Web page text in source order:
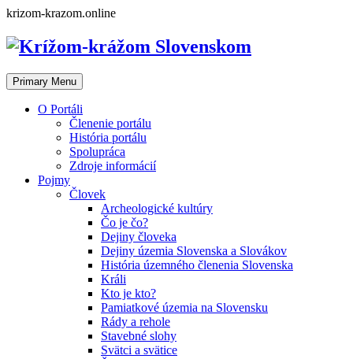
Skip
content
krizom-krazom.online
Primary Menu
O Portáli
Členenie portálu
História portálu
Spolupráca
Zdroje informácií
Pojmy
Človek
Archeologické kultúry
Čo je čo?
Dejiny človeka
Dejiny územia Slovenska a Slovákov
História územného členenia Slovenska
Králi
Kto je kto?
Pamiatkové územia na Slovensku
Rády a rehole
Stavebné slohy
Svätci a svätice